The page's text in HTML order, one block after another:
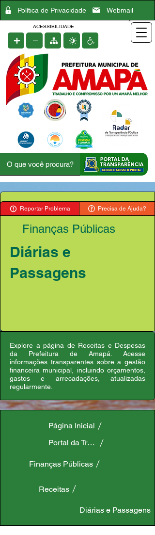
Política de Privacidade Webmail
ACESSIBILIDADE
Reportar Problema Precisa de Ajuda?
Finanças Públicas
Diárias e
Passagens
Explore a página de Receitas e Despesas
da Prefeitura de Amapá. Acesse
informações transparentes sobre a gestão
financeira municipal, incluindo orçamentos,
gastos e arrecadações, atualizadas
regularmente.
Página Inicial
Portal da Transparência
Finanças Públicas
Receitas
Diárias e Passagens